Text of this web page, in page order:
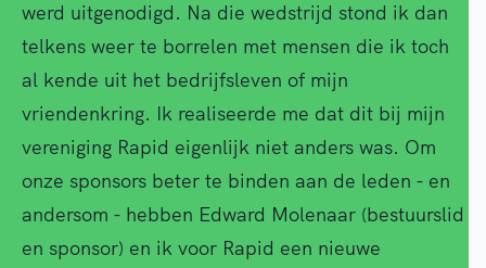
werd uitgenodigd. Na die wedstrijd stond ik dan
telkens weer te borrelen met mensen die ik toch
al kende uit het bedrijfsleven of mijn
vriendenkring. Ik realiseerde me dat dit bij mijn
vereniging Rapid eigenlijk niet anders was. Om
onze sponsors beter te binden aan de leden - en
andersom - hebben Edward Molenaar (bestuurslid
en sponsor) en ik voor Rapid een nieuwe